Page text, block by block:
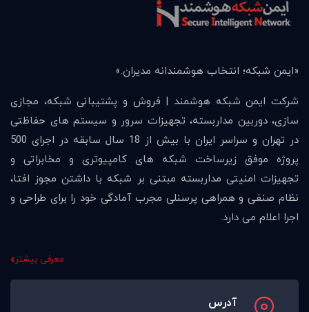
«ايمن شبكه؛ انتخاب هوشمندانه مديران.»
شرکت ایمن شبکه هوشمند | فروش و پشتیبانی شبکه، مجازی
سازی، دوربین مداربسته، تجهیزات سرور و سیستم های حفاظتی
در تهران و سراسر ایران با بیش از 18 سال سابقه در اجرای 500
پروژه موفق زیرساخت شبکه های کامپیوتری و مخابراتی و
تجهیزات امنیتی مداربسته مبتنی بر شبکه با داشتن مجوز افتا،
نظام صنفی و همراهی پرسنلی مجرب آمادگی خود را برای طراحی و
اجرا اعلام می دارد.
معرفی بیشتر
آدرس